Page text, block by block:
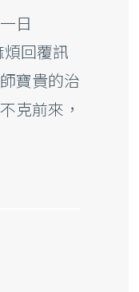
日
回覆訊
寶貴的治
克前來，